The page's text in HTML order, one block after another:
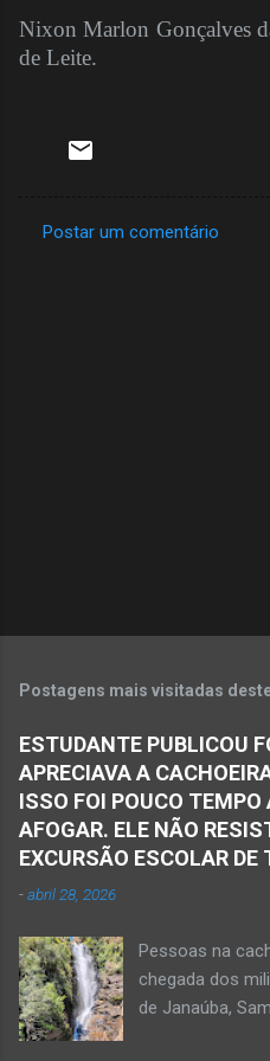
Nixon Marlon Gonçalves
de Leite.
Postar um comentário
Postagens mais visitadas
ESTUDANTE PUBLICOU
APRECIAVA A
ISSO FOI POUCO TEMPO
AFOGAR. ELE NÃO
EXCURSÃO ESCOLAR DE
-abril 28, 2026
Pessoas na
chegada dos
de Janaúba,